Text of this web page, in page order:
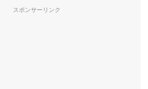
スポンサーリンク